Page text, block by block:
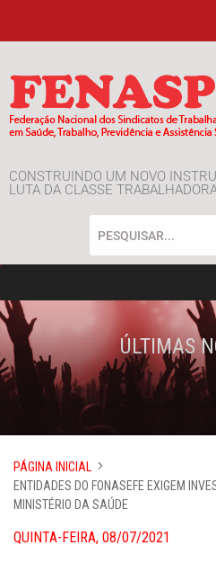
CONSTRUINDO UM NOVO
LUTA DA CLASSE
ÚLTIMAS
PÁGINA INICIAL
ENTIDADES DO FONASEFE EXIGEM
MINISTÉRIO DA SAÚDE
QUINTA-FEIRA, 08/07/2021